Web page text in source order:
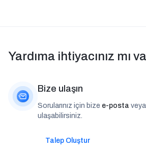
Yardıma ihtiyacınız mı
Bize ulaşın
Sorularınız için bize e-posta
ulaşabilirsiniz.
Talep Oluştur